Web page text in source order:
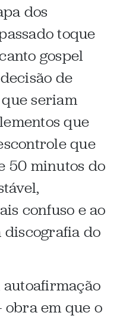
dos
toque
gospel
de
seriam
que
que
50 minutos do
confuso e ao
discografia do
obra em que o